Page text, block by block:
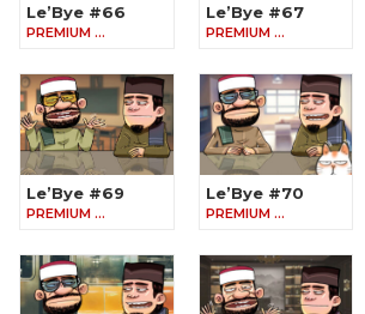
Le’Bye #66
PREMIUM …
Le’Bye #67
PREMIUM …
Le’Bye #69
PREMIUM …
Le’Bye #70
PREMIUM …